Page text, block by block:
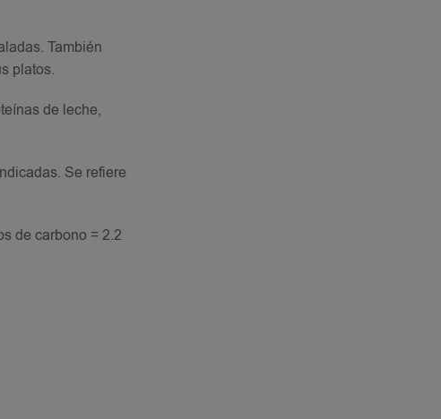
También
platos.
de leche,
Se refiere
de carbono = 2.2